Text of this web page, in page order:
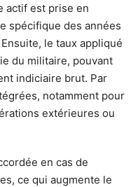
actif est prise en
spécifique des années
le taux appliqué
du militaire, pouvant
indiciaire brut. Par
notamment pour
extérieures ou
en cas de
ce qui augmente le